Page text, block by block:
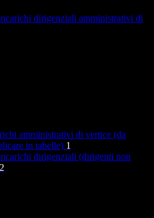
dirigenziali amministrativi di
amministrativi di vertice (da
in tabelle) 1
dirigenziali (dirigenti non